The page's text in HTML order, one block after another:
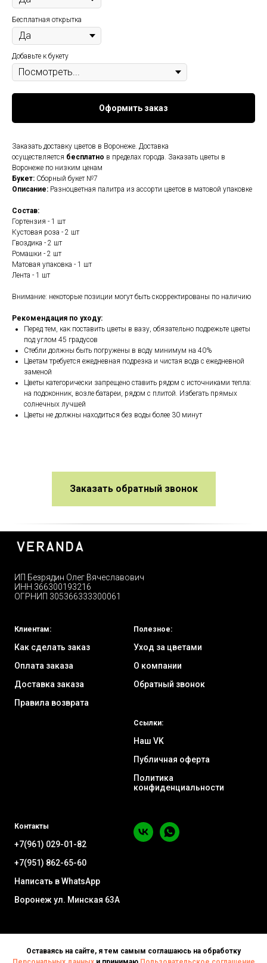
Бесплатная открытка
Добавьте к букету
Оформить заказ
Заказать доставку цветов в Воронеже. Доставка
осуществляется бесплатно в пределах города. Заказать цветы в
Воронеже по низким ценам
Букет: Сборный букет №7
Описание: Разноцветная палитра из ассорти цветов в матовой упаковке
Состав:
Гортензия - 1 шт
Кустовая роза - 2 шт
Гвоздика - 2 шт
Ромашки - 2 шт
Матовая упаковка - 1 шт
Лента - 1 шт
Внимание: некоторые позиции могут быть скорректированы по наличию
Рекомендация по уходу:
Перед тем, как поставить цветы в вазу, обязательно подрежьте цветы
под углом 45 градусов
Стебли должны быть погружены в воду минимум на 40%
Цветам требуется ежедневная подрезка и чистая вода с ежедневной
заменой
Цветы категорически запрещено ставить рядом с источниками тепла:
на подоконник, возле батареи, рядом с плитой. Избегать прямых
солнечных лучшей
Цветы не должны находиться без воды более 30 минут
Заказать обратный звонок
ИП Безрядин Олег Вячеславович
ИНН 366300193216
ОГРНИП 305366333300061
Клиентам:
Как сделать заказ
Оплата заказа
Доставка заказа
Правила возврата
Полезное:
Уход за цветами
О компании
Обратный звонок
Ссылки:
Наш VK
Публичная оферта
Политика
конфиденциальности
Контакты
+7(961) 029-01-82
+7(951) 862-65-60
Написать в WhatsApp
Воронеж ул. Минская 63А
Оставаясь на сайте, я тем самым соглашаюсь на обработку